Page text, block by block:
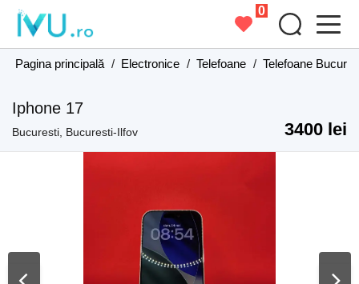
0
Pagina principală / Electronice / Telefoane / Telefoane
Iphone 17
Bucuresti, Bucuresti-Ilfov 3400 lei